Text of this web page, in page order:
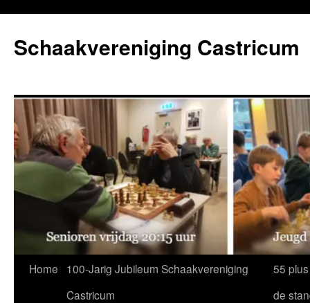
de
inhoud
Schaakvereniging Castricum
Home
100-Jarig Jubileum Schaakvereniging
Castricum
55
de